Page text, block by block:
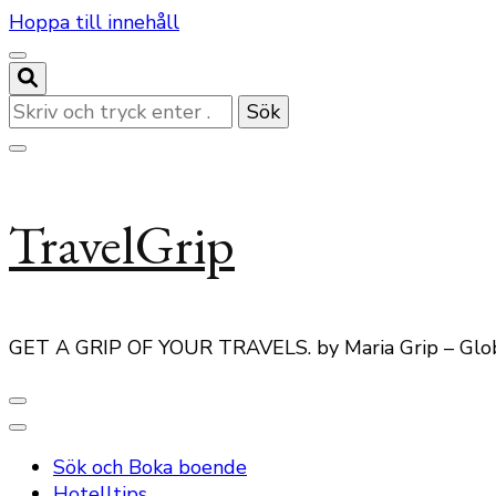
Hoppa till innehåll
Letar
du
efter
TravelGrip
GET A GRIP OF YOUR TRAVELS. by Maria Grip –
Sök och Boka boende